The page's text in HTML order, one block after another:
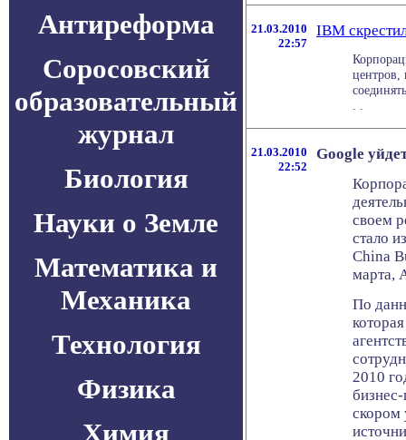
Антиреформа
Соросовский
образовательный
журнал
Биология
Науки о Земле
Математика и
Механика
Технология
Физика
Химия
21.03.2010
22:57
IBM
центров,
21.03.2010
22:52
Google
своем
стало
China
марта,
По
2010
скором